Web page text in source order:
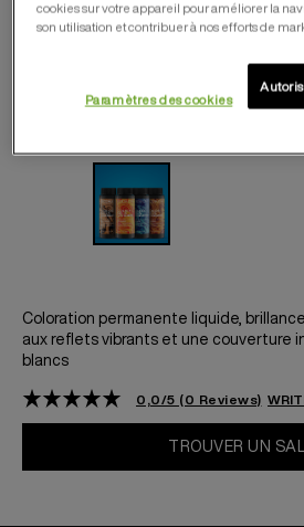
Coloration permanente liquide,
aux reflets vibrants et une couverture
blancs
0,0/5 (0 Reviews)
TROUVER UN
cookies sur votre appareil pour améliorer la
son utilisation et contribuer à nos efforts de
Paramètres des cookies